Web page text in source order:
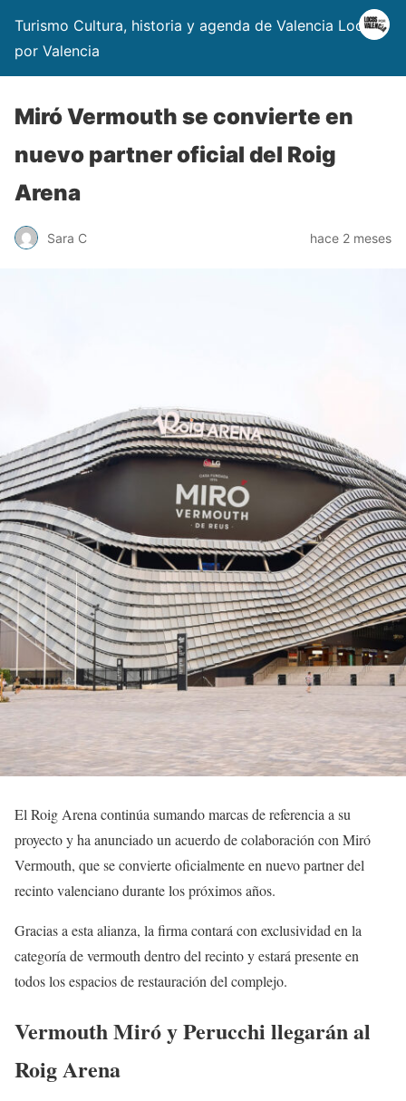
Turismo Cultura, historia y agenda de Valencia Locos
por Valencia
Miró Vermouth se convierte en
nuevo partner oficial del Roig
Arena
Sara C hace 2 meses
El Roig Arena continúa sumando marcas de referencia a su
proyecto y ha anunciado un acuerdo de colaboración con Miró
Vermouth, que se convierte oficialmente en nuevo partner del
recinto valenciano durante los próximos años.
Gracias a esta alianza, la firma contará con exclusividad en la
categoría de vermouth dentro del recinto y estará presente en
todos los espacios de restauración del complejo.
Vermouth Miró y Perucchi llegarán al
Roig Arena